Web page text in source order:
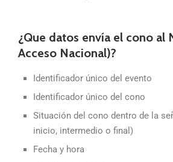
¿Que datos envía el cono al
Acceso Nacional)?
Identificador único del evento
Identificador único del cono
Situación del cono dentro de la
inicio, intermedio o final)
Fecha y hora